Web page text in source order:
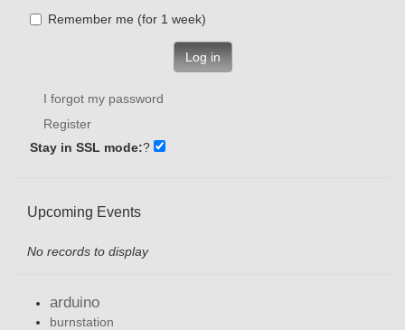
Remember me (for 1 week)
Log in
I forgot my password
Register
Stay in SSL mode:?
Upcoming Events
No records to display
arduino
burnstation